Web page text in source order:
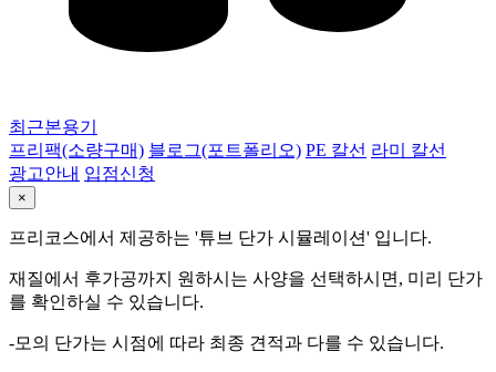
최근본용기
프리팩(소량구매) 블로그(포트폴리오) PE 칼선 라미 칼선
광고안내 입점신청
×
프리코스에서 제공하는 '튜브 단가 시뮬레이션' 입니다.
재질에서 후가공까지 원하시는 사양을 선택하시면, 미리 단가
를 확인하실 수 있습니다.
-모의 단가는 시점에 따라 최종 견적과 다를 수 있습니다.